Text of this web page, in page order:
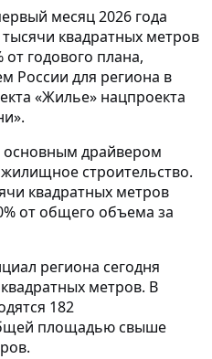
месяц 2026 года
квадратных метров
от годового плана,
России для региона в
«Жилье» нацпроекта
основным драйвером
строительство.
квадратных метров
от общего объема за
региона сегодня
метров. В
182
площадью свыше